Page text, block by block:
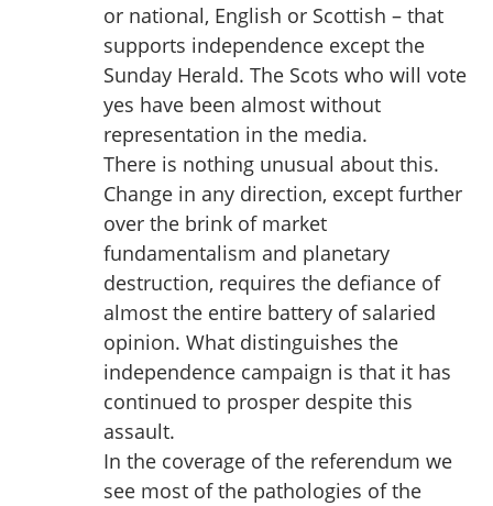
or national, English or Scottish – that
supports independence except the
Sunday Herald. The Scots who will vote
yes have been almost without
representation in the media.
There is nothing unusual about this.
Change in any direction, except further
over the brink of market
fundamentalism and planetary
destruction, requires the defiance of
almost the entire battery of salaried
opinion. What distinguishes the
independence campaign is that it has
continued to prosper despite this
assault.
In the coverage of the referendum we
see most of the pathologies of the